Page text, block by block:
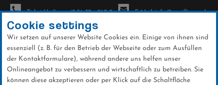
Direkt
zum
Ticket-Hotline: +49 56 32 - 960-0 E-Mail: info@sc-willingen.de
Cookie settings
Wir setzen auf unserer Website Cookies ein. Einige von ihnen sind
essenziell (z. B. für den Betrieb der Webseite oder zum Ausfüllen
der Kontaktformulare), während andere uns helfen unser
Onlineangebot zu verbessern und wirtschaftlich zu betreiben. Sie
können diese akzeptieren oder per Klick auf die Schaltfläche